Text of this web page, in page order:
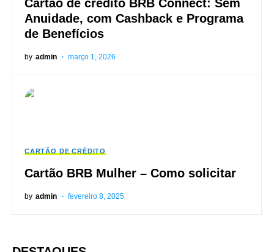
Cartão de crédito BRB Connect: Sem
Anuidade, com Cashback e Programa
de Benefícios
by admin março 1, 2026
CARTÃO DE CRÉDITO
Cartão BRB Mulher – Como solicitar
by admin fevereiro 8, 2025